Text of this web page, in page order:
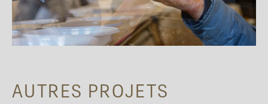
AUTRES PROJETS